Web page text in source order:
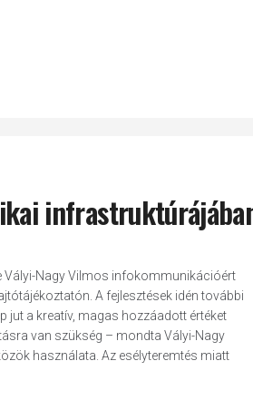
Vályi-Nagy Vilmos infokommunikációért
A fejlesztések idén további
jut a kreatív, magas hozzáadott értéket
van szükség – mondta Vályi-Nagy
használata. Az esélyteremtés miatt